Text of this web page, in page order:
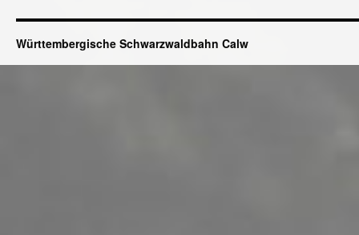
Württembergische Schwarzwaldbahn Calw